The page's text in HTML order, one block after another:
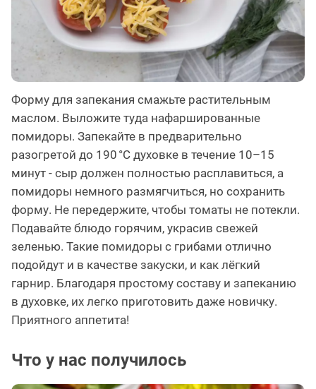
Форму для запекания смажьте растительным
маслом. Выложите туда нафаршированные
помидоры. Запекайте в предварительно
разогретой до 190 °C духовке в течение 10–15
минут - сыр должен полностью расплавиться, а
помидоры немного размягчиться, но сохранить
форму. Не передержите, чтобы томаты не потекли.
Подавайте блюдо горячим, украсив свежей
зеленью. Такие помидоры с грибами отлично
подойдут и в качестве закуски, и как лёгкий
гарнир. Благодаря простому составу и запеканию
в духовке, их легко приготовить даже новичку.
Приятного аппетита!
Что у нас получилось